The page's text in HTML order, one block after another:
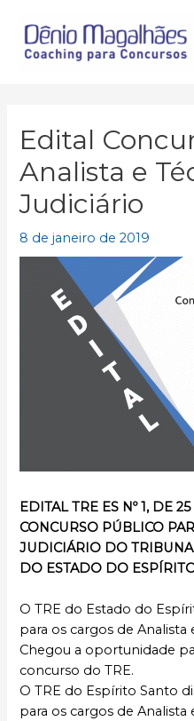
para
Edital
Analista e
Judiciário
8 de janeiro de 2019
EDITAL TRE ES Nº 1, DE
CONCURSO PÚBLICO
JUDICIÁRIO DO
DO ESTADO DO
O TRE do Estado do
para os cargos de Analista
Chegou a oportunidade
concurso do TRE.
O TRE do Espírito Santo
para os cargos de Analista